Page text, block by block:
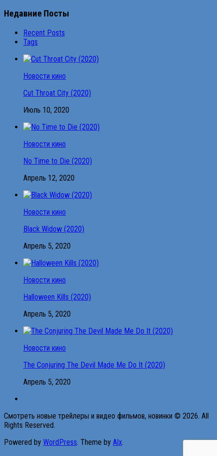
Недавние Посты
Recent Posts
Tags
Новости кино
Cut Throat City (2020)
Июль 10, 2020
Новости кино
No Time to Die (2020)
Апрель 12, 2020
Новости кино
Black Widow (2020)
Апрель 5, 2020
Новости кино
Halloween Kills (2020)
Апрель 5, 2020
Новости кино
The Conjuring The Devil Made Me Do It (2020)
Апрель 5, 2020
Смотреть новые трейлеры и видео фильмов, новинки © 2026. All
Rights Reserved.
Powered by WordPress. Theme by Alx.